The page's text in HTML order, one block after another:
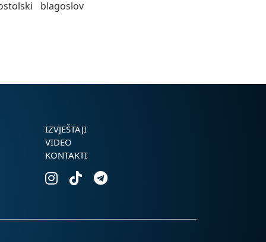
blagoslov
IZVJEŠTAJI
VIDEO
KONTAKTI